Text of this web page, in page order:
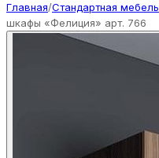
Главная/Стандартная мебель
шкафы «Фелиция» арт. 766